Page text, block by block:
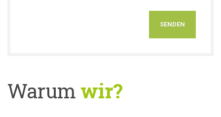
Warum wir?